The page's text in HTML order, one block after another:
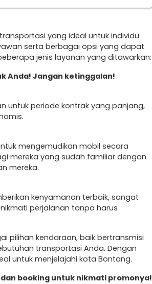
yang ideal untuk individu
serta berbagai opsi yang dapat
jenis layanan yang ditawarkan:
Anda! Jangan ketinggalan!
untuk periode kontrak yang panjang,
mengemudikan mobil secara
mereka yang sudah familiar dengan
mereka.
kenyamanan terbaik, sangat
perjalanan tanpa harus
pilihan kendaraan, baik bertransmisi
transportasi Anda. Dengan
untuk menjelajahi kota Bontang.
dan booking untuk nikmati promonya!